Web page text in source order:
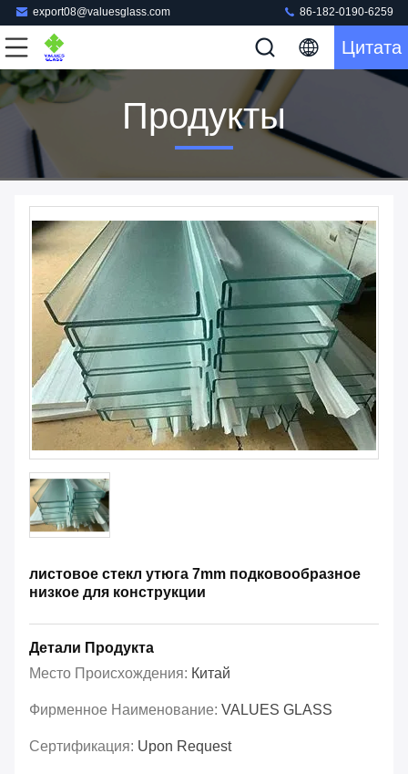
export08@valuesglass.com 86-182-0190-6259
Цитата
Продукты
листовое стекл утюга 7mm подковообразное
низкое для конструкции
Детали Продукта
Место Происхождения: Китай
Фирменное Наименование: VALUES GLASS
Сертификация: Upon Request